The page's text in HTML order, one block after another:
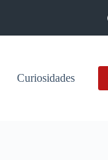
Curiosidades